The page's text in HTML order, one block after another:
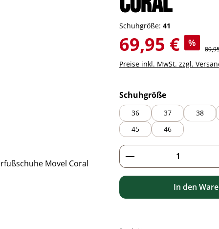
Schuhgröße: 41
Verkaufspreis:
69,95 € %
Preise inkl. MwSt. zzgl.
Schuhgrößeauswählen
36 37 38
45
46
Produkt Anzahl:
In den